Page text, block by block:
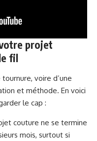
projet
fil
voire d’une
et méthode. En voici
le cap :
couture ne se termine
mois, surtout si